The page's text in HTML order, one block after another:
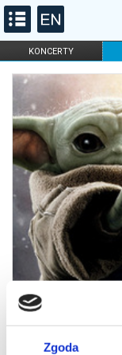
Zgoda
KONCERTY
FILHARMONIA
DLA DZIECI